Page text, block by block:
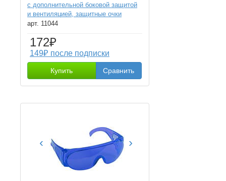
с дополнительной боковой защитой
и вентиляцией, защитные очки
(11044)
арт. 11044
172₽
149₽ после подписки
Купить Сравнить
‹ ›